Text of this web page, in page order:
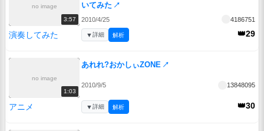
no image
3:57
いてみた ↗
2010/4/25 4186751
演奏してみた 👑29
▼詳細 解析
no image
1:03
あれれ?おかしぃZONE ↗
2010/9/5 13848095
アニメ 👑30
▼詳細 解析